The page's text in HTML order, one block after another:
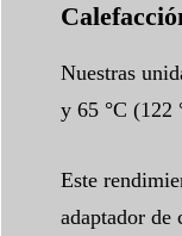
Nuestras
y 65 °C (122
Este
adaptador de